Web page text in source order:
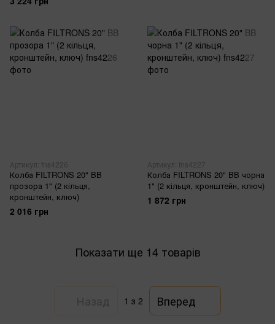
Артикул: fns4226
Колба FILTRONS 20" BB
прозора 1" (2 кільця,
кронштейн, ключ)
2 016 грн
Артикул: fns4227
Колба FILTRONS 20" BB чорна
1" (2 кільця, кронштейн, ключ)
1 872 грн
Показати ще 14 товарів
1 з 2 Вперед